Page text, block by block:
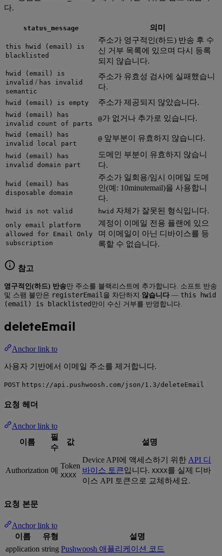
다.
status_message 의미
this hwid (email) is
blacklisted
주소가 영구적인(하드) 반송 후 수
신 거부 목록에 있으며 다시 등록
되지 않습니다.
hwid (email) is
invalid / has invalid
semantic
주소가 유효성 검사에 실패했습니
다.
hwid (email) is empty 주소가 제공되지 않았습니다.
hwid (email) has
invalid count of parts
@가 없거나 추가로 있습니다.
hwid (email) has
invalid local part
@ 앞부분이 유효하지 않습니다.
hwid (email) has
invalid domain part
도메인 부분이 유효하지 않습니
다.
hwid (email) has
disposable domain
주소가 일회용/임시 이메일 도메
인(예: 10minutemail)을 사용합니
다.
hwid is not valid hwid 자체가 잘못된 형식입니다.
only email platform
allowed for Email Only
subscription
계정이 이메일 전용 플랜에 있으
며 이메일이 아닌 디바이스를 등
록할 수 없습니다.
참고
영구적인(하드) 반송만 주소를 블랙리스트에 추가합니다. 소프트 반송
및 스팸 불만은 registerEmail 을 차단하지 않습니다 — this hwid
(email) is blacklisted 만이 수신 거부를 반영합니다.
deleteEmail
Anchor link to
사용자 기반에서 이메일 주소를 제거합니다.
POST https://api.pushwoosh.com/json/1.3/deleteEmail
요청 헤더
Anchor link to
이름
필
수
값 설명
Authorization 예
Token
XXXX
Device API에 액세스하기 위한 API 디
바이스 토큰입니다. XXXX를 실제 디바
이스 API 토큰으로 교체하세요.
요청 본문
Anchor link to
이름
유형
설명
application string Pushwoosh 애플리케이션 코드